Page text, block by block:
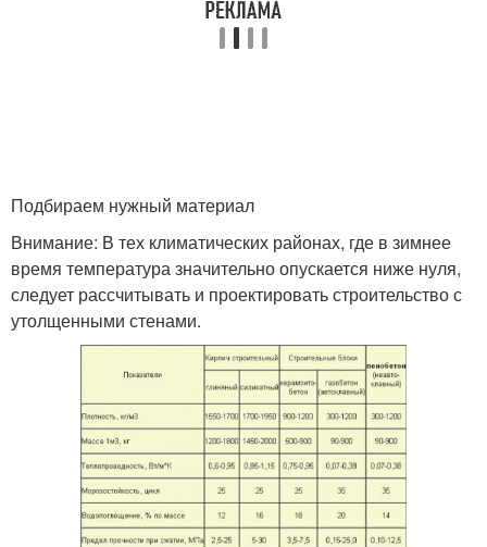
Подбираем нужный материал
Внимание: В тех климатических районах, где в зимнее
время температура значительно опускается ниже нуля,
следует рассчитывать и проектировать строительство с
утолщенными стенами.